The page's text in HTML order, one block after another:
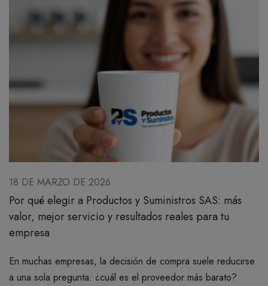
18 DE MARZO DE 2026
Por qué elegir a Productos y Suministros SAS: más
valor, mejor servicio y resultados reales para tu
empresa
En muchas empresas, la decisión de compra suele reducirse
a una sola pregunta: ¿cuál es el proveedor más barato?